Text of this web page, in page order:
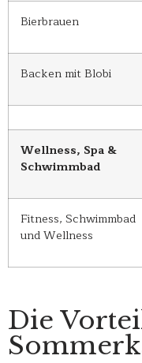
Bierbrauen
Backen mit Blobi
Wellness, Spa &
Schwimmbad
Fitness, Schwimmbad
und Wellness
Die